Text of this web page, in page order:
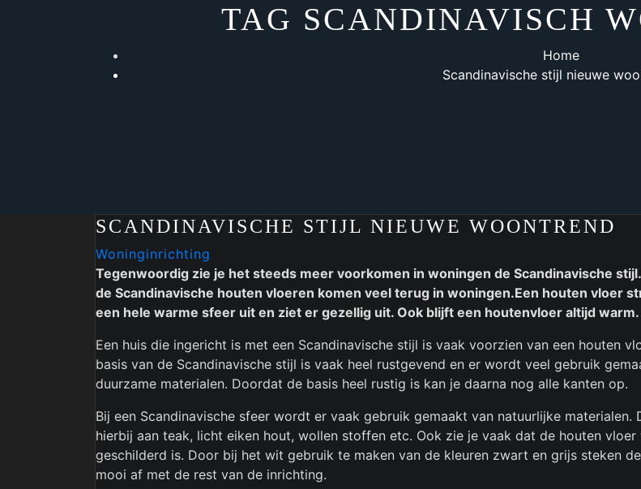
TAG SCANDINAVISCH
Home
Scandinavische stijl nieuwe
SCANDINAVISCHE STIJL NIEUWE WOONTREND
Woninginrichting
Tegenwoordig zie je het steeds meer voorkomen in woningen de Scandinavische
de Scandinavische houten vloeren komen veel terug in woningen.Een houten vloer
een hele warme sfeer uit en ziet er gezellig uit. Ook blijft een houtenvloer altijd warm.
Een huis die ingericht is met een Scandinavische stijl is vaak voorzien van een houten
basis van de Scandinavische stijl is vaak heel rustgevend en er wordt veel gebruik
duurzame materialen. Doordat de basis heel rustig is kan je daarna nog alle kanten op.
Bij een Scandinavische sfeer wordt er vaak gebruik gemaakt van natuurlijke materialen.
hierbij aan teak, licht eiken hout, wollen stoffen etc. Ook zie je vaak dat de houten vloer
geschilderd is. Door bij het wit gebruik te maken van de kleuren zwart en grijs steken
mooi af met de rest van de inrichting.